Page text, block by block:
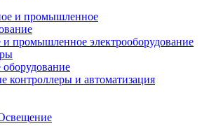
и промышленное электрооборудование
оборудование
и автоматизация